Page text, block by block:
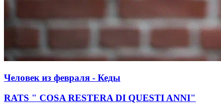
Человек из февраля - Кеды
RATS " COSA RESTERA DI QUESTI ANNI"